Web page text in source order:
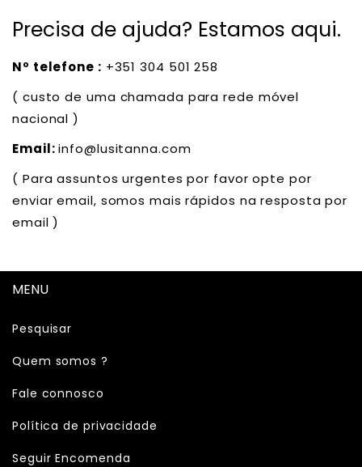
Precisa de ajuda? Estamos aqui.
Nº telefone : +351 304 501 258
( custo de uma chamada para rede móvel
nacional )
Email:info@lusitanna.com
( Para assuntos urgentes por favor opte por
enviar email, somos mais rápidos na resposta por
email )
MENU
Pesquisar
Quem somos ?
Fale connosco
Política de privacidade
Seguir Encomenda